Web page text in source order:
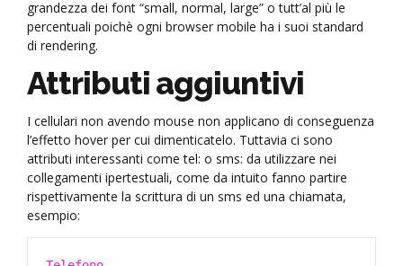
grandezza dei font “small, normal, large” o tutt’al più le
percentuali poichè ogni browser mobile ha i suoi standard
di rendering.
Attributi aggiuntivi
I cellulari non avendo mouse non applicano di conseguenza
l’effetto hover per cui dimenticatelo. Tuttavia ci sono
attributi interessanti come tel: o sms: da utilizzare nei
collegamenti ipertestuali, come da intuito fanno partire
rispettivamente la scrittura di un sms ed una chiamata,
esempio: